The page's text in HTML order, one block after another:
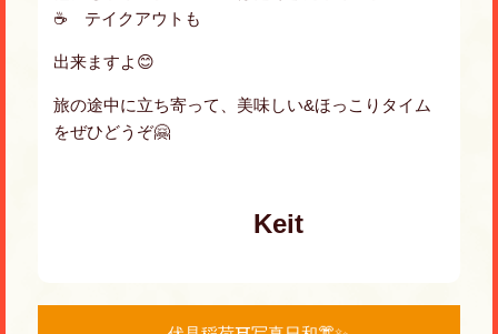
☕️ テイクアウトも
出来ますよ😊
旅の途中に立ち寄って、美味しい&ほっこりタイム
をぜひどうぞ🤗
Keit